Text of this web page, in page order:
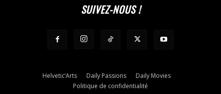
SUIVEZ-NOUS !
Helvetic’Arts Daily Passions
Daily Movies
Politique de confidentialité